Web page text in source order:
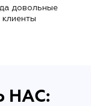
довольные
клиенты
НАС: